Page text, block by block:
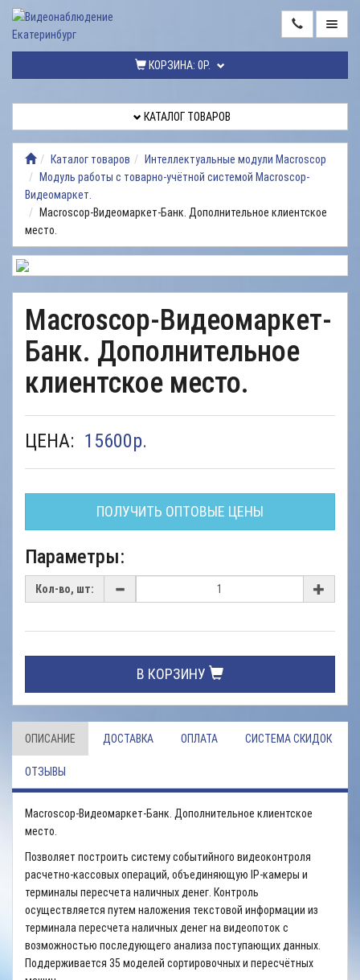
КОРЗИНА: 0Р.
ТОВАРОВ
ВИДЕОНАБЛЮДЕНИЯ
РЕМОНТ
ВИДЕОНАБЛЮДЕНИЯ
УСЛУГИ
ДОСТАВКА
РАБОТЫ
КОНТАКТЫ
КАТАЛОГ ТОВАРОВ
Каталог товаров
Интеллектуальные модули Macroscop
Модуль работы с товарно-учётной системой Macroscop-
Видеомаркет.
Macroscop-Видеомаркет-Банк. Дополнительное клиентское
место.
Macroscop-Видеомаркет-
Банк. Дополнительное
клиентское место.
ЦЕНА: 15600р.
ПОЛУЧИТЬ ОПТОВЫЕ ЦЕНЫ
Параметры:
Кол-во, шт:
В КОРЗИНУ
ОПИСАНИЕ ДОСТАВКА ОПЛАТА СИСТЕМА СКИДОК
ОТЗЫВЫ
Macroscop-Видеомаркет-Банк. Дополнительное клиентское
место.
Позволяет построить систему событийного видеоконтроля
расчетно-кассовых операций, объединяющую IP-камеры и
терминалы пересчета наличных денег. Контроль
осуществляется путем наложения текстовой информации из
терминала пересчета наличных денег на видеопоток с
возможностью последующего анализа поступающих данных.
Поддерживается 35 моделей сортировочных и пересчётных